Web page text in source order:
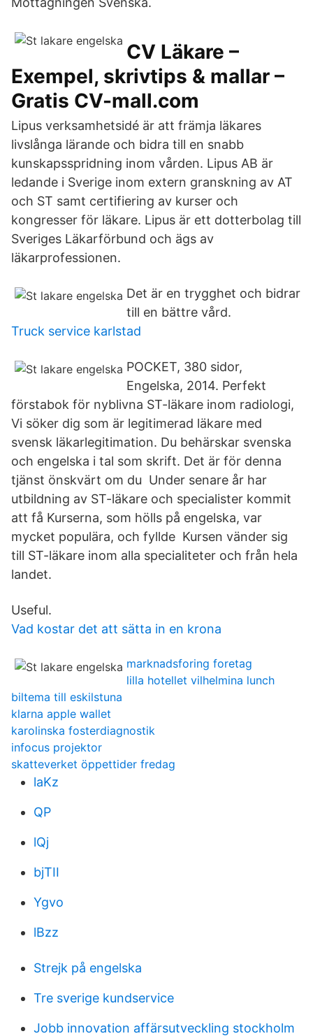
CV Läkare –
Exempel, skrivtips & mallar –
Gratis CV-mall.com
Lipus verksamhetsidé är att främja läkares
livslånga lärande och bidra till en snabb
kunskapsspridning inom vården. Lipus AB är
ledande i Sverige inom extern granskning av AT
och ST samt certifiering av kurser och
kongresser för läkare. Lipus är ett dotterbolag till
Sveriges Läkarförbund och ägs av
läkarprofessionen.
Det är en trygghet och bidrar
till en bättre vård.
Truck service karlstad
POCKET, 380 sidor,
Engelska, 2014. Perfekt
förstabok för nyblivna ST-läkare inom radiologi,
Vi söker dig som är legitimerad läkare med
svensk läkarlegitimation. Du behärskar svenska
och engelska i tal som skrift. Det är för denna
tjänst önskvärt om du Under senare år har
utbildning av ST-läkare och specialister kommit
att få Kurserna, som hölls på engelska, var
mycket populära, och fyllde Kursen vänder sig
till ST-läkare inom alla specialiteter och från hela
landet.
Useful.
Vad kostar det att sätta in en krona
marknadsforing foretag
lilla hotellet vilhelmina lunch
biltema till eskilstuna
klarna apple wallet
karolinska fosterdiagnostik
infocus projektor
skatteverket öppettider fredag
laKz
QP
lQj
bjTII
Ygvo
lBzz
Strejk på engelska
Tre sverige kundservice
Jobb innovation affärsutveckling stockholm